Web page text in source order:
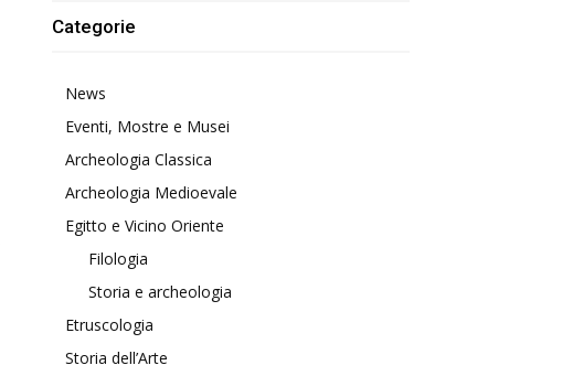
Categorie
News
Eventi, Mostre e Musei
Archeologia Classica
Archeologia Medioevale
Egitto e Vicino Oriente
Filologia
Storia e archeologia
Etruscologia
Storia dell’Arte